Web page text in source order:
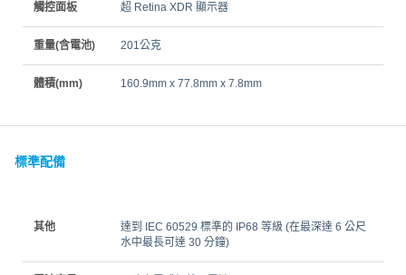
觸控面板 超 Retina XDR 顯示器
重量(含電池) 201公克
體積(mm) 160.9mm x 77.8mm x 7.8mm
標準配備
其他
達到 IEC 60529 標準的 IP68 等級 (在最深達 6 公尺
水中最長可達 30 分鐘)